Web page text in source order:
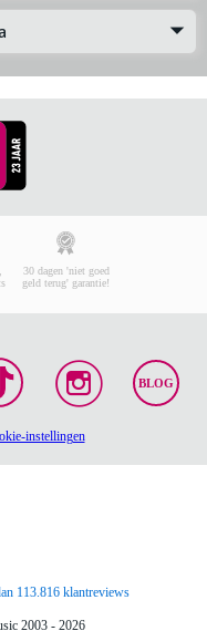
30 dagen 'niet goed
geld terug' garantie!
BLOG
instellingen
113.816 klantreviews
2003 - 2026